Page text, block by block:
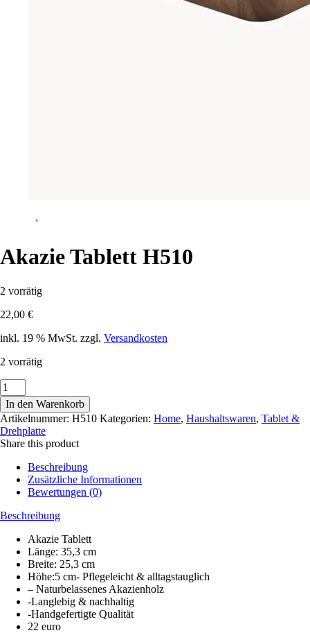
Akazie Tablett H510
2 vorrätig
22,00 €
inkl. 19 % MwSt. zzgl. Versandkosten
2 vorrätig
Akazie
Tablett
H510
Menge
In den Warenkorb
Artikelnummer: H510 Kategorien: Home, Haushaltswaren, Tablet &
Drehplatte
Share this product
Beschreibung
Zusätzliche Informationen
Bewertungen (0)
Beschreibung
Akazie Tablett
Länge: 35,3 cm
Breite: 25,3 cm
Höhe:5 cm- Pflegeleicht & alltagstauglich
– Naturbelassenes Akazienholz
-Langlebig & nachhaltig
-Handgefertigte Qualität
22 euro